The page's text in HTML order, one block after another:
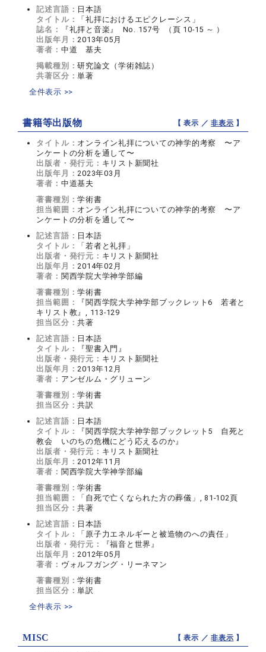
記述言語： 日本語
タイトル：
「礼拝におけるエピクレーシス」
誌名：
『礼拝と音楽』 No. 157号 （頁 10-15 ～ ）
出版年月： 2013年05月
著者： 中道 基夫
掲載種別：研究論文（学術雑誌）
共著区分：単著
全件表示 >>
書籍等出版物 【 表示 ／非表示 】
タイトル： オンライン礼拝についての神学的考察 〜ア
ンケートの分析を通して〜
出版者・発行元： キリスト新聞社
出版年月： 2023年03月
著者： 中道基夫
著書種別：学術書
担当範囲： オンライン礼拝についての神学的考察 〜ア
ンケートの分析を通して〜
記述言語： 日本語
タイトル：
「若者と礼拝」
出版者・発行元： キリスト新聞社
出版年月： 2014年02月
著者： 関西学院大学神学部編
著書種別：学術書
担当範囲：
『関西学院大学神学部ブックレット6 若者と
キリスト教』, 113-129
担当区分：共著
記述言語： 日本語
タイトル：
『聖書入門』
出版者・発行元： キリスト新聞社
出版年月： 2013年12月
著者： アンゼルム・グリューン
著書種別：学術書
担当区分：共訳
記述言語： 日本語
タイトル：
『関西学院大学神学部ブックレット5 自死と
教会 いのちの危機にどう応えるのか』
出版者・発行元： キリスト新聞社
出版年月： 2012年11月
著者： 関西学院大学神学部編
著書種別：学術書
担当範囲：
「自死で亡くなられた方の葬儀」, 81-102頁
担当区分：共著
記述言語： 日本語
タイトル：
「原子力エネルギーと被造物のへの責任」
出版者・発行元：
『福音と世界』
出版年月： 2012年05月
著者： ヴォルフガング・リーネマン
著書種別：学術書
担当区分：単訳
全件表示 >>
MISC 【 表示 ／非表示 】